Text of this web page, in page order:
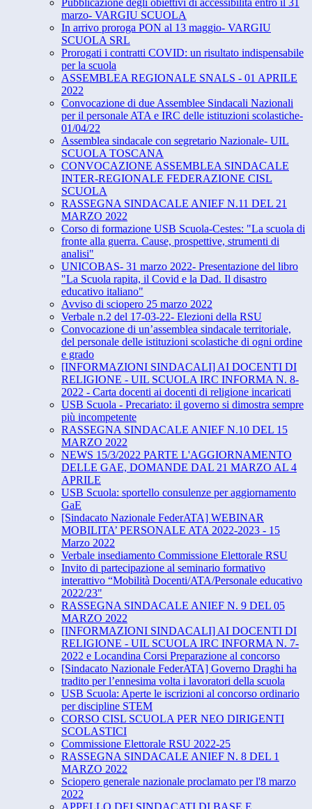
Pubblicazione degli obiettivi di accessibilità entro il 31
marzo- VARGIU SCUOLA
In arrivo proroga PON al 13 maggio- VARGIU
SCUOLA SRL
Prorogati i contratti COVID: un risultato indispensabile
per la scuola
ASSEMBLEA REGIONALE SNALS - 01 APRILE
2022
Convocazione di due Assemblee Sindacali Nazionali
per il personale ATA e IRC delle istituzioni scolastiche-
01/04/22
Assemblea sindacale con segretario Nazionale- UIL
SCUOLA TOSCANA
CONVOCAZIONE ASSEMBLEA SINDACALE
INTER-REGIONALE FEDERAZIONE CISL
SCUOLA
RASSEGNA SINDACALE ANIEF N.11 DEL 21
MARZO 2022
Corso di formazione USB Scuola-Cestes: "La scuola di
fronte alla guerra. Cause, prospettive, strumenti di
analisi"
UNICOBAS- 31 marzo 2022- Presentazione del libro
"La Scuola rapita, il Covid e la Dad. Il disastro
educativo italiano"
Avviso di sciopero 25 marzo 2022
Verbale n.2 del 17-03-22- Elezioni della RSU
Convocazione di un’assemblea sindacale territoriale,
del personale delle istituzioni scolastiche di ogni ordine
e grado
[INFORMAZIONI SINDACALI] AI DOCENTI DI
RELIGIONE - UIL SCUOLA IRC INFORMA N. 8-
2022 - Carta docenti ai docenti di religione incaricati
USB Scuola - Precariato: il governo si dimostra sempre
più incompetente
RASSEGNA SINDACALE ANIEF N.10 DEL 15
MARZO 2022
NEWS 15/3/2022 PARTE L'AGGIORNAMENTO
DELLE GAE, DOMANDE DAL 21 MARZO AL 4
APRILE
USB Scuola: sportello consulenze per aggiornamento
GaE
[Sindacato Nazionale FederATA] WEBINAR
MOBILITA’ PERSONALE ATA 2022-2023 - 15
Marzo 2022
Verbale insediamento Commissione Elettorale RSU
Invito di partecipazione al seminario formativo
interattivo “​Mobilità Docenti/ATA/Personale educativo
2022/23"
RASSEGNA SINDACALE ANIEF N. 9 DEL 05
MARZO 2022
[INFORMAZIONI SINDACALI] AI DOCENTI DI
RELIGIONE - UIL SCUOLA IRC INFORMA N. 7-
2022 e Locandina Corsi Preparazione al concorso
[Sindacato Nazionale FederATA] Governo Draghi ha
tradito per l’ennesima volta i lavoratori della scuola
USB Scuola: Aperte le iscrizioni al concorso ordinario
per discipline STEM
CORSO CISL SCUOLA PER NEO DIRIGENTI
SCOLASTICI
Commissione Elettorale RSU 2022-25
RASSEGNA SINDACALE ANIEF N. 8 DEL 1
MARZO 2022
Sciopero generale nazionale proclamato per l'8 marzo
2022